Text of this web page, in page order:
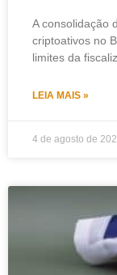
A consolidação
criptoativos no
limites da
LEIA MAIS »
4 de agosto de